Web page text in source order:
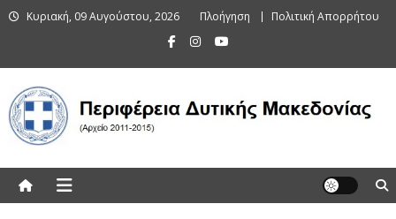
Skip Κυριακή, 09 Αυγούστου, 2026 Πλοήγηση Πολιτική Απορρήτου